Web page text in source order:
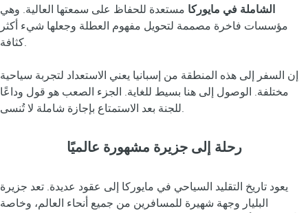
الشاملة في مايوركا مستعدة للحفاظ على سمعتها العالية. وهي
مؤسسات فاخرة مصممة لتحويل مفهوم العطلة وجعلها شيء أكثر
كثافة.
إن السفر إلى هذه المنطقة من إسبانيا يعني الاستعداد لتجربة سياحية
مختلفة. الوصول إلى هنا بسيط للغاية. الجزء الصعب هو قول وداعًا
للجنة بعد الاستمتاع بإجازة شاملة لا تُنسى.
رحلة إلى جزيرة مشهورة عالميًا
يعود تاريخ التقليد السياحي في مايوركا إلى عقود عديدة. تعد جزيرة
البليار وجهة شهيرة للمسافرين من جميع أنحاء العالم، وخاصة